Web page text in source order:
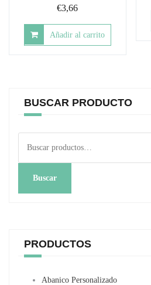
€3,66
Añadir al carrito
BUSCAR PRODUCTO
por:
Buscar
PRODUCTOS
Abanico Personalizado